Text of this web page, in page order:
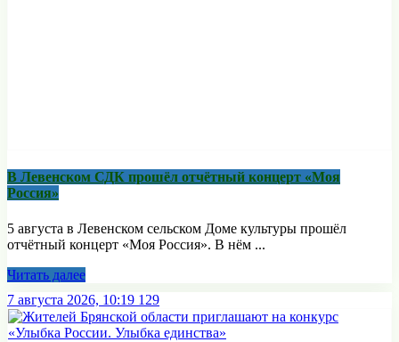
В Левенском СДК прошёл отчётный концерт «Моя
Россия»
5 августа в Левенском сельском Доме культуры прошёл
отчётный концерт «Моя Россия». В нём ...
Читать далее
7 августа 2026, 10:19 129